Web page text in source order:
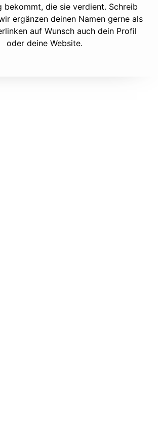
bekommt, die sie verdient. Schreib
ergänzen deinen Namen gerne als
auf Wunsch auch dein Profil
oder deine Website.